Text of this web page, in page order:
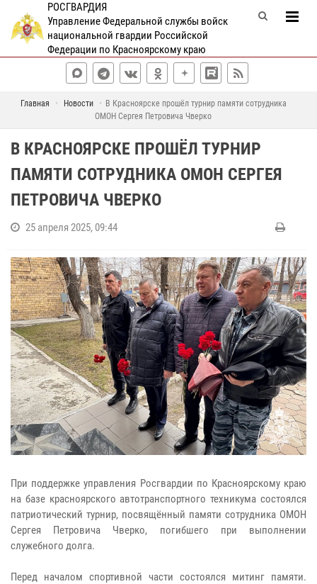
РОСГВАРДИЯ
Управление Федеральной службы войск
национальной гвардии Российской
Федерации по Красноярскому краю
Главная Новости
В Красноярске прошёл турнир памяти сотрудника
ОМОН Сергея Петровича Чверко
В КРАСНОЯРСКЕ ПРОШЁЛ ТУРНИР
ПАМЯТИ СОТРУДНИКА ОМОН СЕРГЕЯ
ПЕТРОВИЧА ЧВЕРКО
25 апреля 2025, 09:44
При поддержке управления Росгвардии по Красноярскому краю
на базе красноярского автотранспортного техникума состоялся
патриотический турнир, посвящённый памяти сотрудника ОМОН
Сергея Петровича Чверко, погибшего при выполнении
служебного долга.
Перед началом спортивной части состоялся митинг памяти.